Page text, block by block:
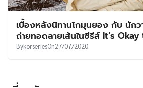
เบื้องหลังนิทานโกมุนยอง กับ นัก
ถ่ายทอดลายเส้นในซีรีส์ It’s
BykorseriesOn27/07/2020